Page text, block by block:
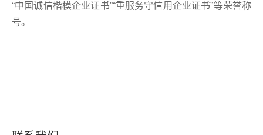
“中国诚信楷模企业证书”“重服务守信用企业证书”等荣誉称
号。